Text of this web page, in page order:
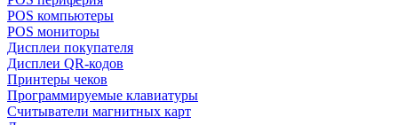
POS компьютеры
POS мониторы
Дисплеи покупателя
Дисплеи QR-кодов
Принтеры чеков
Программируемые клавиатуры
Считыватели магнитных карт